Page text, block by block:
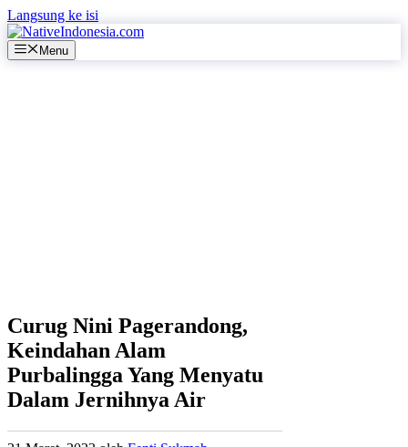
Langsung ke isi
Menu
Curug Nini Pagerandong,
Keindahan Alam
Purbalingga Yang Menyatu
Dalam Jernihnya Air